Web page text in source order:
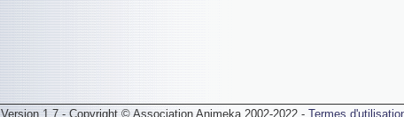
Version 1.7 - Copyright © Association Animeka 2002-2022 - Termes